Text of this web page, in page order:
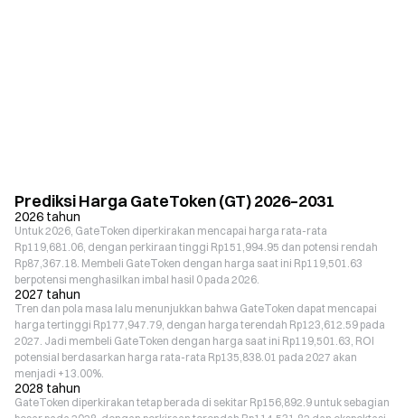
Prediksi Harga GateToken (GT) 2026–2031
2026 tahun
Untuk 2026, GateToken diperkirakan mencapai harga rata-rata
Rp119,681.06, dengan perkiraan tinggi Rp151,994.95 dan potensi rendah
Rp87,367.18. Membeli GateToken dengan harga saat ini Rp119,501.63
berpotensi menghasilkan imbal hasil 0 pada 2026.
2027 tahun
Tren dan pola masa lalu menunjukkan bahwa GateToken dapat mencapai
harga tertinggi Rp177,947.79, dengan harga terendah Rp123,612.59 pada
2027. Jadi membeli GateToken dengan harga saat ini Rp119,501.63, ROI
potensial berdasarkan harga rata-rata Rp135,838.01 pada 2027 akan
menjadi +13.00%.
2028 tahun
GateToken diperkirakan tetap berada di sekitar Rp156,892.9 untuk sebagian